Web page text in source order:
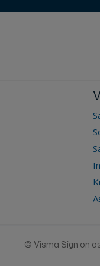
© Visma Sign on